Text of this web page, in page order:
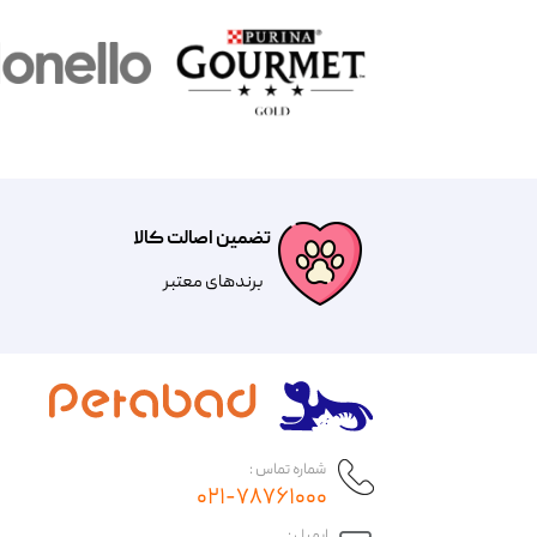
تضمین اصالت کالا
​​برندهای معتبر​​​​​​​
شماره تماس :
۰۲۱-۷۸۷۶۱۰۰۰